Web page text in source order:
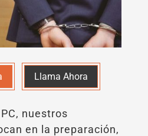
Llama Ahora
nuestros
en la preparación,